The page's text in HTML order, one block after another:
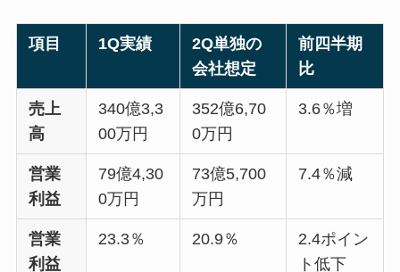
項目 1Q実績
2Q単独の
会社想定
前四半期
比
売上
高
340億3,3
00万円
352億6,70
0万円
3.6％増
営業
利益
79億4,30
0万円
73億5,700
万円
7.4％減
営業
利益
23.3％ 20.9％
2.4ポイン
ト低下